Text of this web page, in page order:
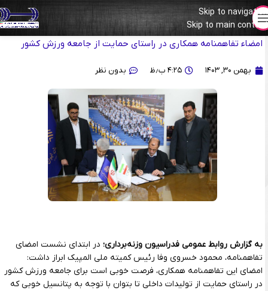
Skip to navigation
Skip to main content
با حضور رئیس کمیته ملی المپیک و دبیرکل مجمع کارآفرینان ایران؛
امضاء تفاهمنامه همکاری در راستای حمایت از جامعه ورزش کشور
بهمن ۳۰, ۱۴۰۳ ۴:۲۵ ب٫ظ بدون نظر
به گزارش روابط عمومی فدراسیون وزنه‌برداری؛ در ابتدای نشست امضای
تفاهمنامه، محمود خسروی وفا رئیس کمیته ملی المپیک ابراز داشت:
امضای این تفاهمنامه همکاری، فرصت خوبی است برای جامعه ورزش کشور
در راستای حمایت از تولیدات داخلی تا بتوان با توجه به پتانسیل خوبی که